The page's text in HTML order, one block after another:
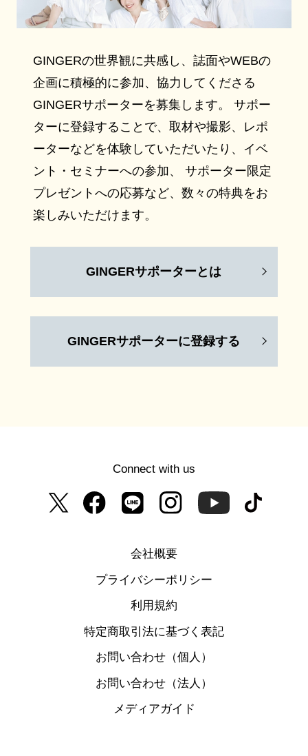
GINGERの世界観に共感し、誌面やWEBの
企画に積極的に参加、協力してくださる
GINGERサポーターを募集します。 サポー
ターに登録することで、取材や撮影、レポ
ーターなどを体験していただいたり、イベ
ント・セミナーへの参加、 サポーター限定
プレゼントへの応募など、数々の特典をお
楽しみいただけます。
GINGERサポーターとは
GINGERサポーターに登録する
Connect with us
会社概要
プライバシーポリシー
利用規約
特定商取引法に基づく表記
お問い合わせ（個人）
お問い合わせ（法人）
メディアガイド